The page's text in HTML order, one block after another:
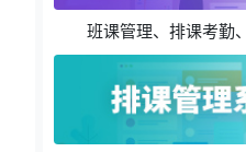
班课管理、排课考勤